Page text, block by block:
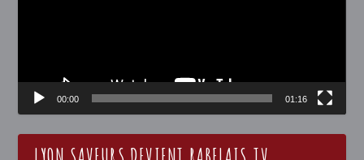
00:00 01:16